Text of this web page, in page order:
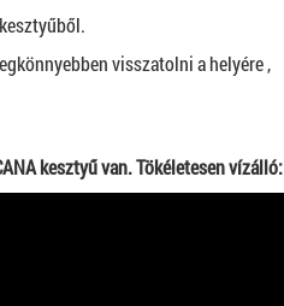
visszatolni a helyére ,
kesztyű van. Tökéletesen vízálló: